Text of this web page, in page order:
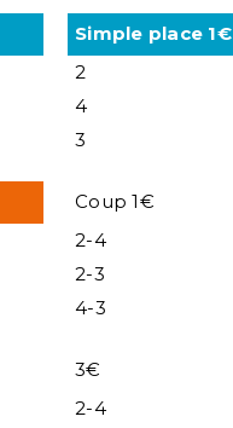
Simple place 1€
2
4
3
Coup 1€
2-4
2-3
4-3
3€
2-4